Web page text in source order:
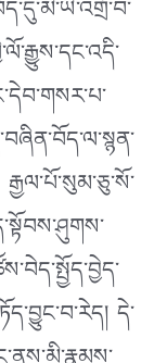
དེ་